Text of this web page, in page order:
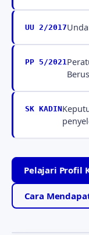
UU 2/2017
PP 5/2021
SK KADIN
Pelajari Profil
Cara
Tabah · Jujur
Motto yang
ketabahan,